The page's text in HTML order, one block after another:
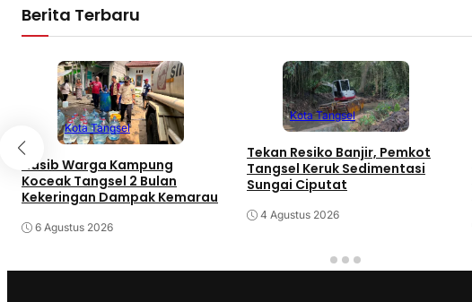
Berita Terbaru
Kota Tangsel
Nasib Warga Kampung
Koceak Tangsel 2 Bulan
Kekeringan Dampak Kemarau
6 Agustus 2026
Kota Tangsel
Tekan Resiko Banjir, Pemkot
Tangsel Keruk Sedimentasi
Sungai Ciputat
4 Agustus 2026